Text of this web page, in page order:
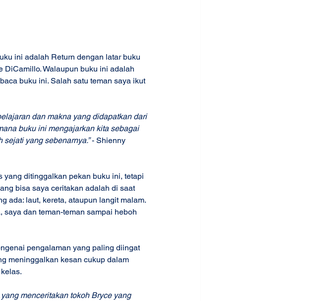
ini adalah Return dengan latar buku
DiCamillo. Walaupun buku ini adalah
buku ini. Salah satu teman saya ikut
dan makna yang didapatkan dari
buku ini mengajarkan kita sebagai
yang sebenarnya.” - Shienny
ditinggalkan pekan buku ini, tetapi
bisa saya ceritakan adalah di saat
ada: laut, kereta, ataupun langit malam.
dan teman-teman sampai heboh
pengalaman yang paling diingat
meninggalkan kesan cukup dalam
menceritakan tokoh Bryce yang